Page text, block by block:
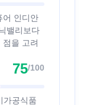
어 인디안
밸리보다
을 고려
75/100
가공식품